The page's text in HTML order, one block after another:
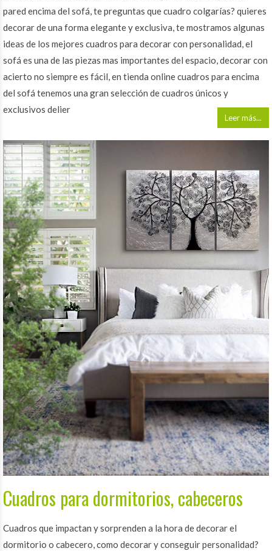
pared encima del sofá, te preguntas que cuadro colgarías? quieres
decorar de una forma elegante y exclusiva, te mostramos algunas
ideas de los mejores cuadros para decorar con personalidad, el
sofá es una de las piezas mas importantes del espacio, decorar con
acierto no siempre es fácil, en tienda online cuadros para encima
del sofá tenemos una gran selección de cuadros únicos y
exclusivos delier
Leer más...
Cuadros para dormitorios, cabeceros
Cuadros que impactan y sorprenden a la hora de decorar el
dormitorio o cabecero, como decorar y conseguir personalidad?